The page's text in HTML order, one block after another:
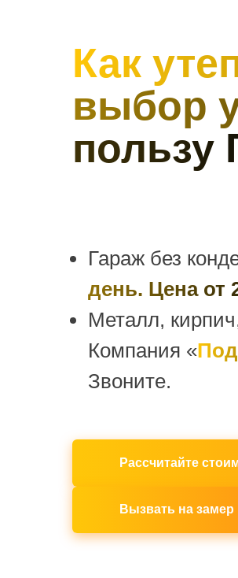
Как
выбор
пользу
Гараж без
день. Цена от
Металл,
Компания «
Звоните.
Рассчитайте
Вызвать на замер